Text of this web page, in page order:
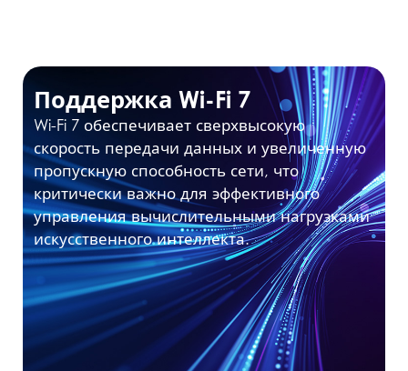
Поддержка Wi-Fi 7
Wi-Fi 7 обеспечивает сверхвысокую
скорость передачи данных и увеличенную
пропускную способность сети, что
критически важно для эффективного
управления вычислительными нагрузками
искусственного интеллекта.